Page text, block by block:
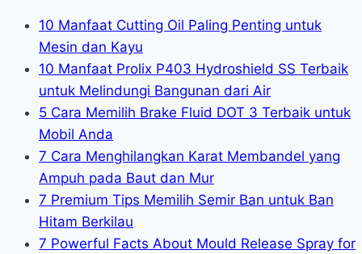
10 Manfaat Cutting Oil Paling Penting untuk
Mesin dan Kayu
10 Manfaat Prolix P403 Hydroshield SS Terbaik
untuk Melindungi Bangunan dari Air
5 Cara Memilih Brake Fluid DOT 3 Terbaik untuk
Mobil Anda
7 Cara Menghilangkan Karat Membandel yang
Ampuh pada Baut dan Mur
7 Premium Tips Memilih Semir Ban untuk Ban
Hitam Berkilau
7 Powerful Facts About Mould Release Spray for